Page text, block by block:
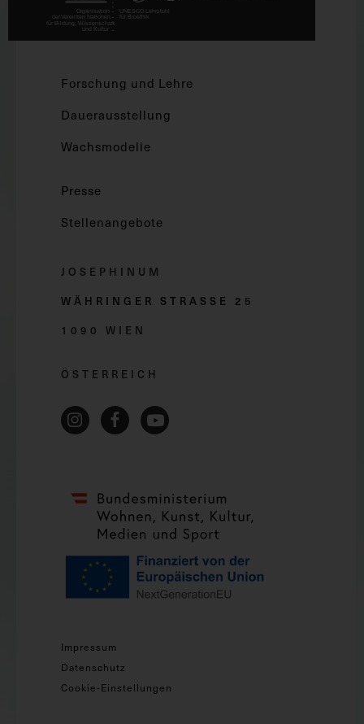
Forschung und Lehre
Dauerausstellung
Wachsmodelle
Presse
Stellenangebote
JOSEPHINUM
WÄHRINGER STRASSE 2 5
1090 WIEN
ÖSTERREICH
Impressum
Datenschutz
Cookie-Einstellungen